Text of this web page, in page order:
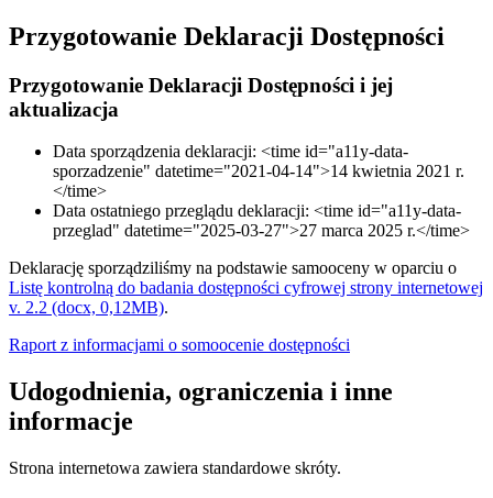
Przygotowanie Deklaracji Dostępności
Przygotowanie Deklaracji Dostępności i jej
aktualizacja
Data sporządzenia deklaracji: <time id="a11y-data-
sporzadzenie" datetime="2021-04-14">14 kwietnia 2021 r.
</time>
Data ostatniego przeglądu deklaracji: <time id="a11y-data-
przeglad" datetime="2025-03-27">27 marca 2025 r.</time>
Deklarację sporządziliśmy na podstawie samooceny w oparciu o
Listę kontrolną do badania dostępności cyfrowej strony internetowej
v. 2.2 (docx, 0,12MB).
Raport z informacjami o somoocenie dostępności
Udogodnienia, ograniczenia i inne
informacje
Strona internetowa zawiera standardowe skróty.